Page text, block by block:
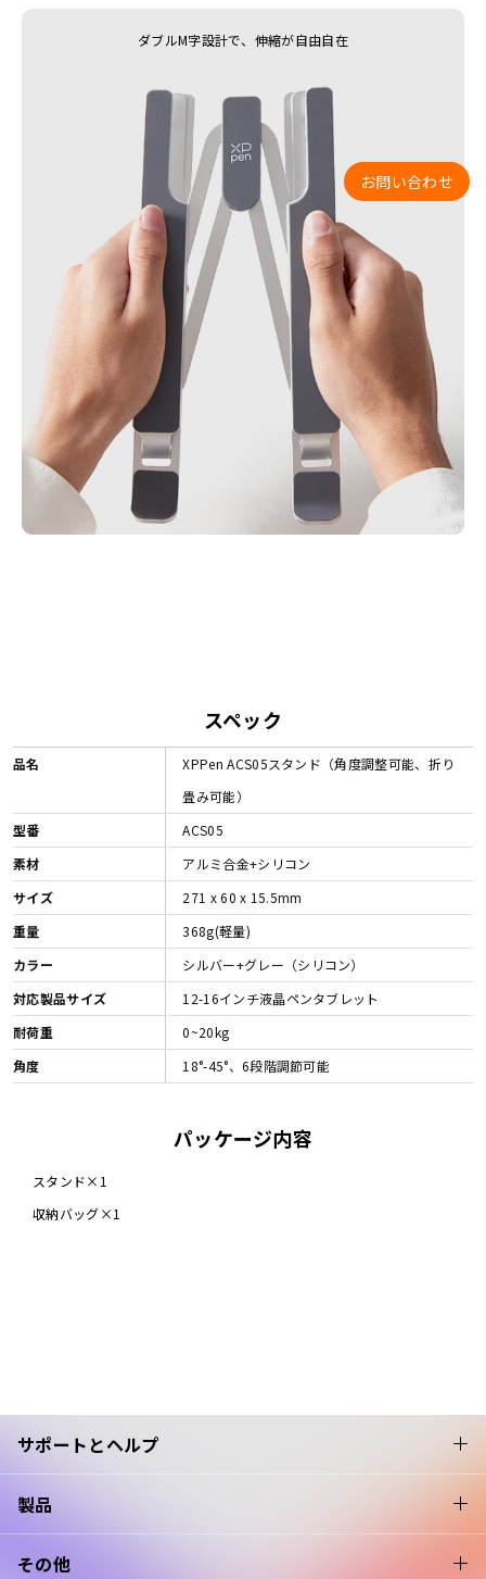
ダブルM字設計で、伸縮が自由自在
スペック
品名
XPPen ACS05スタンド（角度調整可能、折り
畳み可能）
型番
ACS05
素材
アルミ合金+シリコン
サイズ
271 x 60 x 15.5mm
重量
368g(軽量)
カラー
シルバー+グレー（シリコン）
対応製品サイズ
12-16インチ液晶ペンタブレット
耐荷重
0~20kg
角度
18°-45°、6段階調節可能
パッケージ内容
スタンド×1
収納バッグ×1
サポートとヘルプ
製品
その他
お問い合わせ